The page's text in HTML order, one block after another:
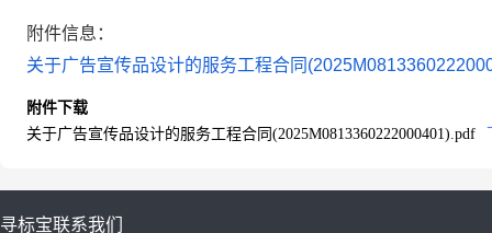
附件信息：
关于广告宣传品设计的服务工程合同
附件下载
关于广告宣传品设计的服务工程合同(2025M0813360222000401).pdf
寻标宝联系我们